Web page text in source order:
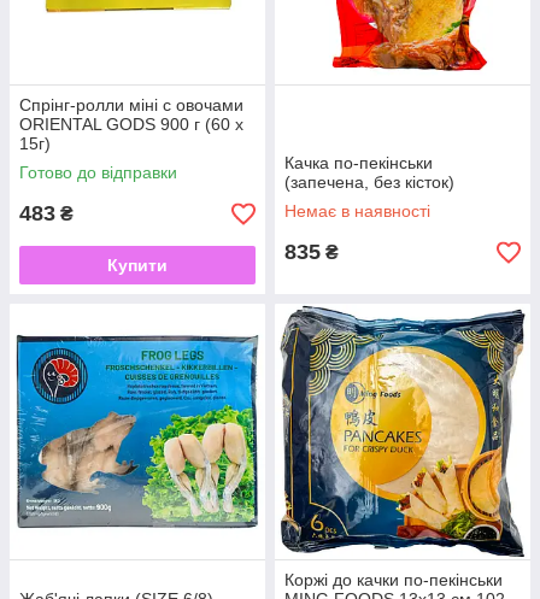
Спрінг-ролли міні с овочами
ORIENTAL GODS 900 г (60 х
15г)
Готово до відправки
483 ₴
Купити
Качка по-пекінськи
(запечена, без кісток)
Немає в наявності
835 ₴
Коржі до качки по-пекінськи